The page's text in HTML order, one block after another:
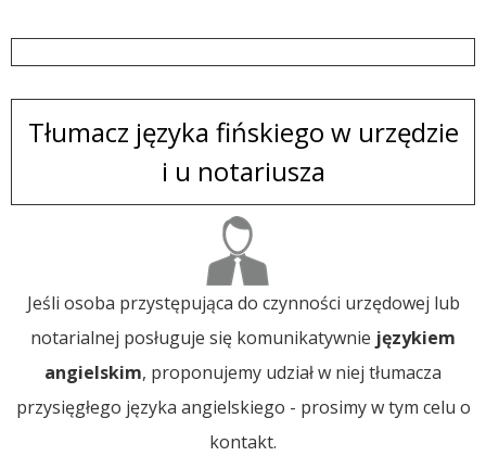
Tłumacz języka fińskiego w urzędzie
i u notariusza
Jeśli osoba przystępująca do czynności urzędowej lub
notarialnej posługuje się komunikatywnie językiem
angielskim, proponujemy udział w niej tłumacza
przysięgłego języka angielskiego - prosimy w tym celu o
kontakt.